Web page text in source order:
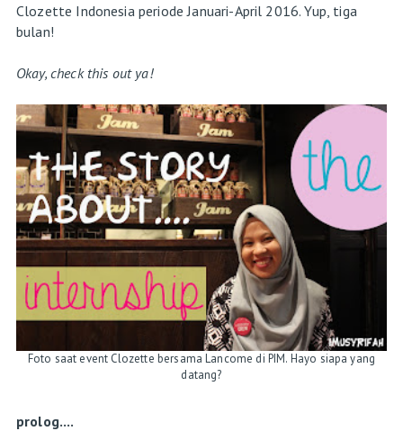
Clozette Indonesia periode Januari-April 2016. Yup, tiga
bulan!
Okay, check this out ya!
Foto saat event Clozette bersama Lancome di PIM. Hayo siapa yang
datang?
prolog....